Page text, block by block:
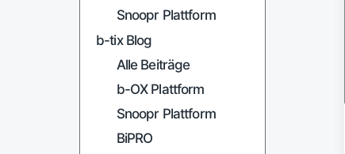
Snoopr Plattform
b-tix Blog
Alle Beiträge
b-OX Plattform
Snoopr Plattform
BiPRO